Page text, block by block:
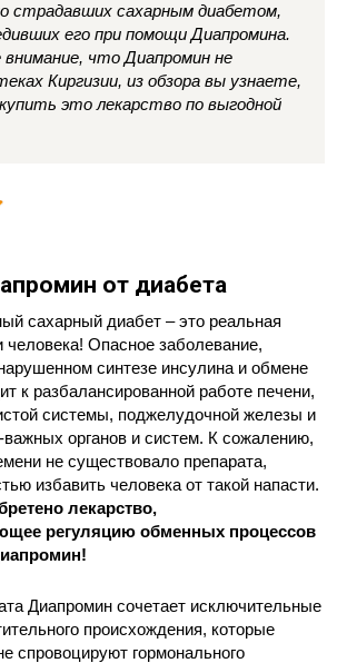
страдавших сахарным диабетом,
его при помощи Диапромина.
что Диапромин не
Киргизии, из обзора вы узнаете,
это лекарство по выгодной
от диабета
сахарный диабет – это реальная
человека! Опасное заболевание,
синтезе инсулина и обмене
к разбалансированной работе печени,
системы, поджелудочной железы и
важных органов и систем. К сожалению,
не существовало препарата,
избавить человека от такой напасти.
лекарство,
регуляцию обменных процессов
Диапромин сочетает исключительные
происхождения, которые
спровоцируют гормонального